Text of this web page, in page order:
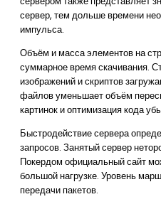
сервер, тем дольше времени
импульса.
Объём и масса элементов на
суммарное время скачивания.
изображений и скриптов
файлов уменьшает объём
картинок и оптимизация кода
Быстродействие сервера
запросов. Занятый сервер
Покердом официальный сайт
большой нагрузке. Уровень
передачи пакетов.